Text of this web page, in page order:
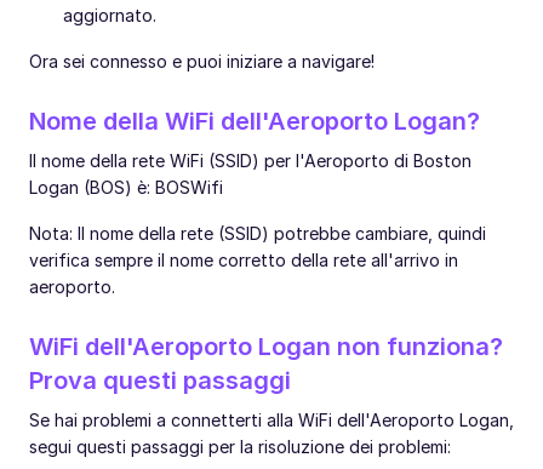
aggiornato.
Ora sei connesso e puoi iniziare a navigare!
Nome della WiFi dell'Aeroporto Logan?
Il nome della rete WiFi (SSID) per l'Aeroporto di Boston
Logan (BOS) è: BOSWifi
Nota: Il nome della rete (SSID) potrebbe cambiare, quindi
verifica sempre il nome corretto della rete all'arrivo in
aeroporto.
WiFi dell'Aeroporto Logan non funziona?
Prova questi passaggi
Se hai problemi a connetterti alla WiFi dell'Aeroporto Logan,
segui questi passaggi per la risoluzione dei problemi: